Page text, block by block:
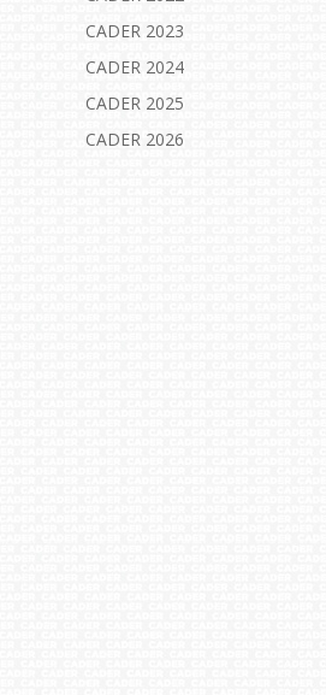
CADER 2023
CADER 2024
CADER 2025
CADER 2026